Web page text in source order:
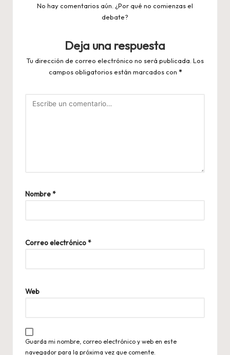
No hay comentarios aún. ¿Por qué no comienzas el
debate?
Deja una respuesta
Tu dirección de correo electrónico no será publicada. Los
campos obligatorios están marcados con *
Nombre*
Correo electrónico*
Web
Guarda mi nombre, correo electrónico y web en este
navegador para la próxima vez que comente.